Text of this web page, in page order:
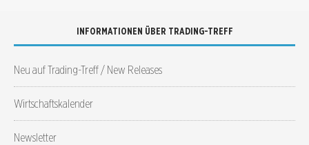
INFORMATIONEN ÜBER TRADING-TREFF
Neu auf Trading-Treff / New Releases
Wirtschaftskalender
Newsletter